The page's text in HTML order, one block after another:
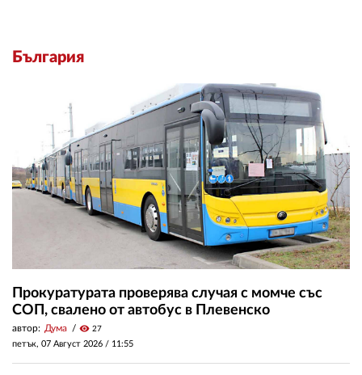
България
Прокуратурата проверява случая с момче със
СОП, свалено от автобус в Плевенско
автор: Дума visibility 27
петък, 07 Август 2026 / 11:55